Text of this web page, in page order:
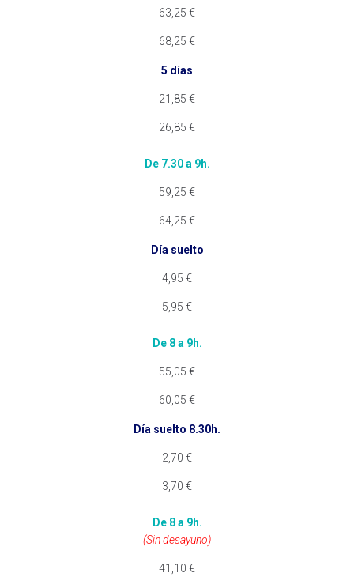
63,25 €
68,25 €
5 días
21,85 €
26,85 €
De 7.30 a 9h.
59,25 €
64,25 €
Día suelto
4,95 €
5,95 €
De 8 a 9h.
55,05 €
60,05 €
Día suelto 8.30h.
2,70 €
3,70 €
De 8 a 9h.
(Sin desayuno)
41,10 €